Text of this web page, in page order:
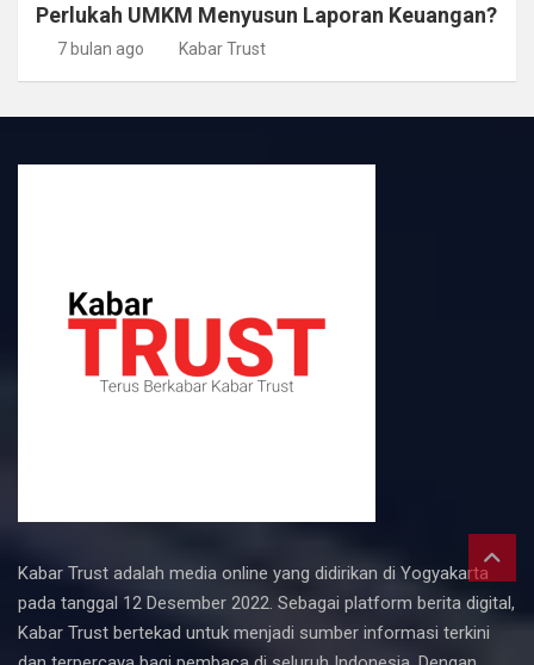
Perlukah UMKM Menyusun Laporan Keuangan?
7 bulan ago Kabar Trust
Kabar Trust adalah media online yang didirikan di Yogyakarta
pada tanggal 12 Desember 2022. Sebagai platform berita digital,
Kabar Trust bertekad untuk menjadi sumber informasi terkini